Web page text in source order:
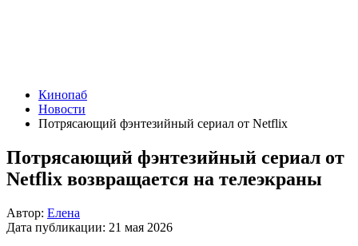
Кинопаб
Новости
Потрясающий фэнтезийный сериал от Netflix
Потрясающий фэнтезийный сериал от
Netflix возвращается на телеэкраны
Автор: Елена
Дата публикации: 21 мая 2026